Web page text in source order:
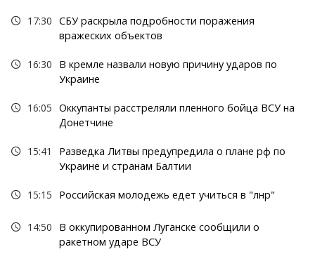
17:30 СБУ раскрыла подробности поражения
вражеских объектов
16:30
В кремле назвали новую причину ударов по
Украине
16:05 Оккупанты расстреляли пленного бойца ВСУ на
Донетчине
15:41
Разведка Литвы предупредила о плане рф по
Украине и странам Балтии
15:15 Российская молодежь едет учиться в "лнр"
14:50
В оккупированном Луганске сообщили о
ракетном ударе ВСУ